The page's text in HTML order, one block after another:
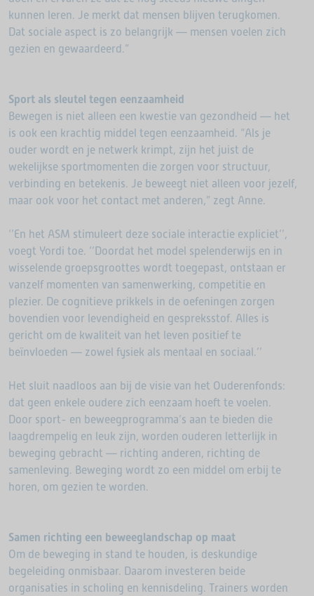
kunnen leren. Je merkt dat mensen blijven terugkomen.
Dat sociale aspect is zo belangrijk — mensen voelen zich
gezien en gewaardeerd.”
Sport als sleutel tegen eenzaamheid
Bewegen is niet alleen een kwestie van gezondheid — het
is ook een krachtig middel tegen eenzaamheid. “Als je
ouder wordt en je netwerk krimpt, zijn het juist de
wekelijkse sportmomenten die zorgen voor structuur,
verbinding en betekenis. Je beweegt niet alleen voor jezelf,
maar ook voor het contact met anderen,” zegt Anne.
‘’En het ASM stimuleert deze sociale interactie expliciet’’,
voegt Yordi toe. ‘’Doordat het model spelenderwijs en in
wisselende groepsgroottes wordt toegepast, ontstaan er
vanzelf momenten van samenwerking, competitie en
plezier. De cognitieve prikkels in de oefeningen zorgen
bovendien voor levendigheid en gespreksstof. Alles is
gericht om de kwaliteit van het leven positief te
beïnvloeden — zowel fysiek als mentaal en sociaal.’’
Het sluit naadloos aan bij de visie van het Ouderenfonds:
dat geen enkele oudere zich eenzaam hoeft te voelen.
Door sport- en beweegprogramma’s aan te bieden die
laagdrempelig en leuk zijn, worden ouderen letterlijk in
beweging gebracht — richting anderen, richting de
samenleving. Beweging wordt zo een middel om erbij te
horen, om gezien te worden.
Samen richting een beweeglandschap op maat
Om de beweging in stand te houden, is deskundige
begeleiding onmisbaar. Daarom investeren beide
organisaties in scholing en kennisdeling. Trainers worden